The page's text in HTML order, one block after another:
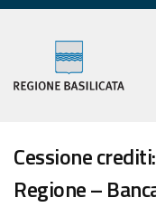
Cessione
Regione –